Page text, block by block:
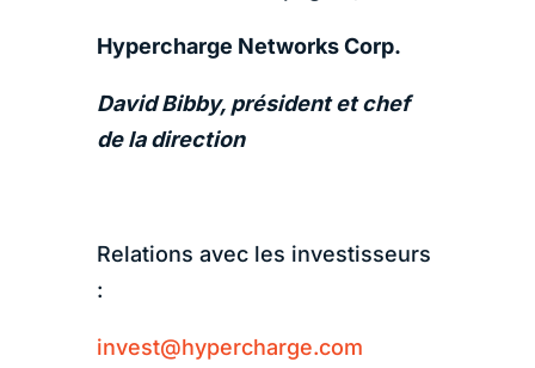
Hypercharge Networks Corp.
David Bibby, président et chef
de la direction
Relations avec les investisseurs
:
invest@hypercharge.com